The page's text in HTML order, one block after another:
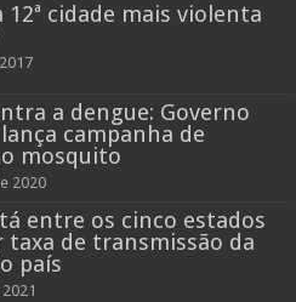
12ª cidade mais violenta
a dengue: Governo
campanha de
mosquito
2020
entre os cinco estados
taxa de transmissão da
país